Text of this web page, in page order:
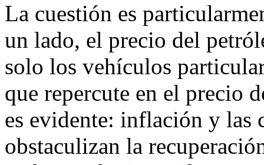
La cuestión es
un lado, el precio del
solo los vehículos
que repercute en el precio
es evidente: inflación y las
obstaculizan la